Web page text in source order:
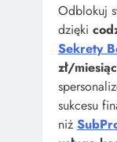
Odblokuj
dzięki
Sekrety
zł/
sukcesu
niż